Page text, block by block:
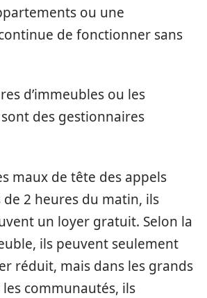
ou une
de fonctionner sans
d’immeubles ou les
des gestionnaires
maux de tête des appels
2 heures du matin, ils
un loyer gratuit. Selon la
ils peuvent seulement
réduit, mais dans les grands
communautés, ils